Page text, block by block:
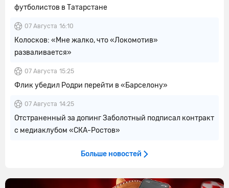
футболистов в Татарстане
07 Августа 16:10
Колосков: «Мне жалко, что «Локомотив»
разваливается»
07 Августа 15:25
Флик убедил Родри перейти в «Барселону»
07 Августа 14:25
Отстраненный за допинг Заболотный подписал контракт
с медиаклубом «СКА-Ростов»
Больше новостей